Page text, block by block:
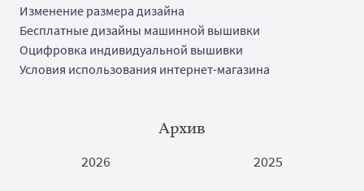
Изменение размера дизайна
Бесплатные дизайны машинной вышивки
Оцифровка индивидуальной вышивки
Условия использования интернет-магазина
Архив
2026
2025